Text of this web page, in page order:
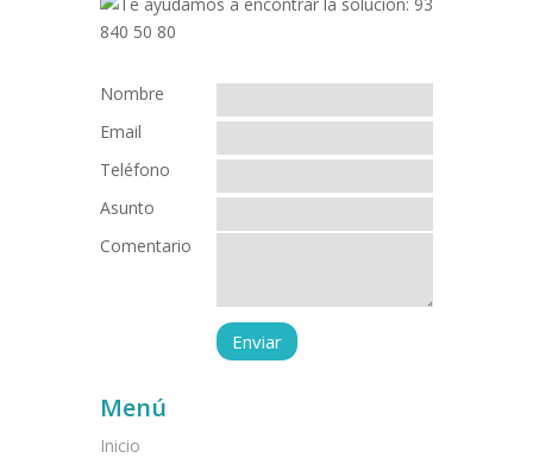
Nombre
Email
Teléfono
Asunto
Comentario
Menú
Inicio